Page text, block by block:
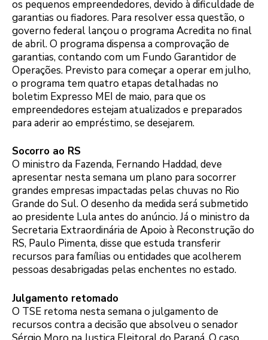
os pequenos empreendedores, devido à dificuldade de
garantias ou fiadores. Para resolver essa questão, o
governo federal lançou o programa Acredita no final
de abril. O programa dispensa a comprovação de
garantias, contando com um Fundo Garantidor de
Operações. Previsto para começar a operar em julho,
o programa tem quatro etapas detalhadas no
boletim Expresso MEI de maio, para que os
empreendedores estejam atualizados e preparados
para aderir ao empréstimo, se desejarem.
Socorro ao RS
O ministro da Fazenda, Fernando Haddad, deve
apresentar nesta semana um plano para socorrer
grandes empresas impactadas pelas chuvas no Rio
Grande do Sul. O desenho da medida será submetido
ao presidente Lula antes do anúncio. Já o ministro da
Secretaria Extraordinária de Apoio à Reconstrução do
RS, Paulo Pimenta, disse que estuda transferir
recursos para famílias ou entidades que acolherem
pessoas desabrigadas pelas enchentes no estado.
Julgamento retomado
O TSE retoma nesta semana o julgamento de
recursos contra a decisão que absolveu o senador